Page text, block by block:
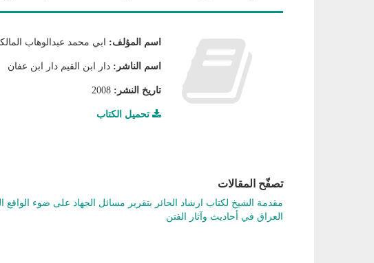
اسم المؤلف: ابي محمد عبدالوهاب
اسم الناشر:دار ابن القيم دار ابن عفان
تاريخ النشر:2008
تحميل الكتاب
تصفّح المقالات
مقدمة الشيخ لكتاب ارشاد الحائر بتقرير مسائل الجهاد على ضوء الواقع
العراق في أحاديث وآثار الفتن